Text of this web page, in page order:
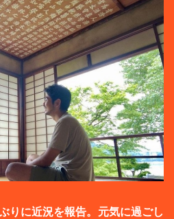
りに近況を報告。元気に過ごし